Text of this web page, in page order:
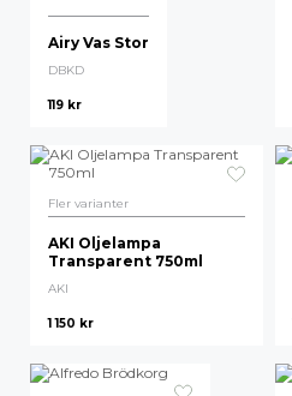
Airy Vas Stor
DBKD
119 kr
Fler varianter
AKI Oljelampa
Transparent 750ml
AKI
1 150 kr